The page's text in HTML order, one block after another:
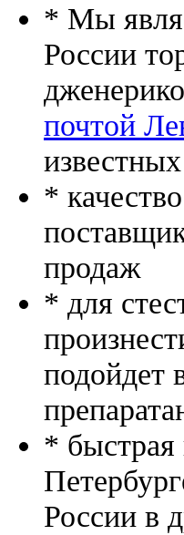
* Мы
России
почтой
*
продаж
* для
подойдет
* быстрая
России в